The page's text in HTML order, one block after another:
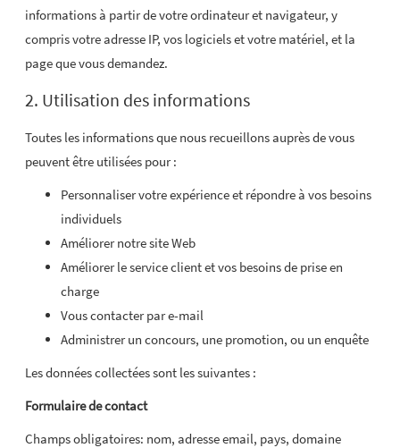
informations à partir de votre ordinateur et navigateur, y
compris votre adresse IP, vos logiciels et votre matériel, et la
page que vous demandez.
2. Utilisation des informations
Toutes les informations que nous recueillons auprès de vous
peuvent être utilisées pour :
Personnaliser votre expérience et répondre à vos besoins
individuels
Améliorer notre site Web
Améliorer le service client et vos besoins de prise en
charge
Vous contacter par e-mail
Administrer un concours, une promotion, ou un enquête
Les données collectées sont les suivantes :
Formulaire de contact
Champs obligatoires: nom, adresse email, pays, domaine